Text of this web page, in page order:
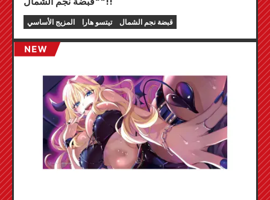
المزيج الأساسي تيتسو هارا قبضة نجم الشمال